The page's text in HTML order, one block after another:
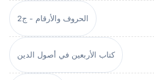
الحروف والأرقام - ج2
كتاب الأربعين في أصول الدين